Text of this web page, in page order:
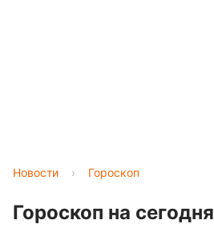
Новости › Гороскоп
Гороскоп на